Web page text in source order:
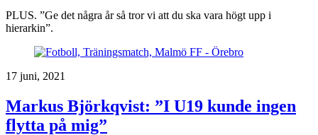
PLUS. ”Ge det några år så tror vi att du ska vara högt upp i
hierarkin”.
17 juni, 2021
Markus Björkqvist: ”I U19 kunde ingen
flytta på mig”